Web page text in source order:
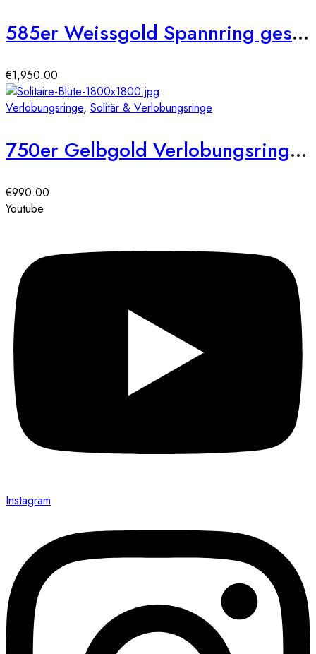
585er Weissgold Spannring geschwungen mit Diamant 0,35 ct.
€1,950.00
Verlobungsringe, Solitär & Verlobungsringe
750er Gelbgold Verlobungsring 6er Krappe Blütenform ca. 0,36 ct. Illusion Diamant
€990.00
Youtube
Instagram